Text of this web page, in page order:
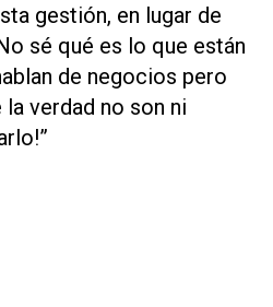
gestión, en lugar de
sé qué es lo que están
de negocios pero
verdad no son ni